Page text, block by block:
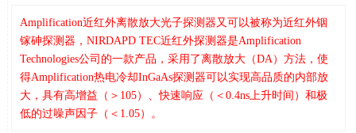
Amplification近红外离散放大光子探测器又可以被称为近红外铟
镓砷探测器，NIRDAPD TEC近红外探测器是Amplification
Technologies公司的一款产品，采用了离散放大（DA）方法，使
得Amplification热电冷却InGaAs探测器可以实现高品质的内部放
大，具有高增益（＞105）、快速响应（＜0.4ns上升时间）和极
低的过噪声因子（＜1.05）。